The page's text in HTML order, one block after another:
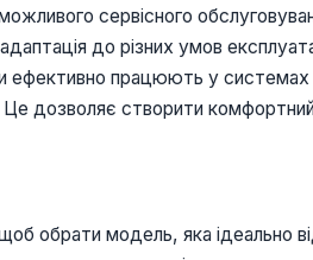
сервісного
до різних умов
ефективно працюють у системах
Це дозволяє створити
обрати модель, яка ідеально